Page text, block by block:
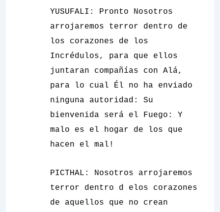
YUSUFALI: Pronto Nosotros
arrojaremos terror dentro de
los corazones de los
Incrédulos, para que ellos
juntaran compañías con Alá,
para lo cual Él no ha enviado
ninguna autoridad: Su
bienvenida será el Fuego: Y
malo es el hogar de los que
hacen el mal!
PICTHAL: Nosotros arrojaremos
terror dentro d elos corazones
de aquellos que no crean